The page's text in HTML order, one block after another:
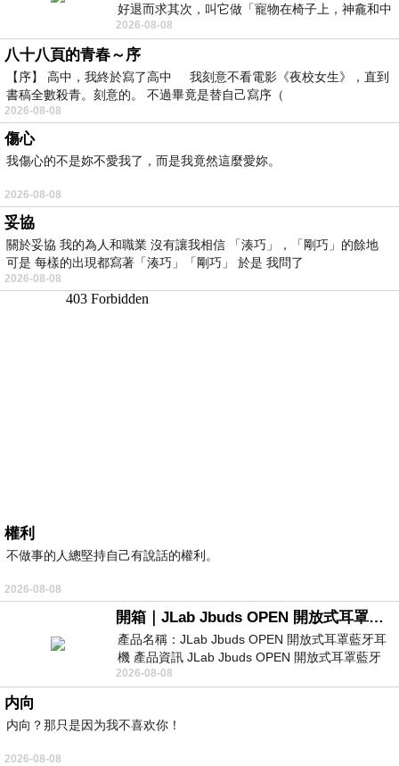
好退而求其次，叫它做「寵物在椅子上，神龕和中
年人臉孔」的畫了。 六月底
2026-08-08
八十八頁的青春～序
【序】 高中，我終於寫了高中 我刻意不看電影《夜校女生》，直到
書稿全數殺青。刻意的。 不過畢竟是替自己寫序（
2026-08-08
傷心
我傷心的不是妳不愛我了，而是我竟然這麼愛妳。
2026-08-08
妥協
關於妥協 我的為人和職業 沒有讓我相信 「湊巧」，「剛巧」的餘地
可是 每樣的出現都寫著「湊巧」「剛巧」 於是 我問了
2026-08-08
權利
不做事的人總堅持自己有說話的權利。
2026-08-08
開箱｜JLab Jbuds OPEN 開放式耳罩藍牙耳機 - 設計美學，輕巧、透氣、環境音全物理達成！
產品名稱：JLab Jbuds OPEN 開放式耳罩藍牙耳
機 產品資訊 JLab Jbuds OPEN 開放式耳罩藍牙
耳機評語：非常有特色，值得喜愛美型工
2026-08-08
内向
内向？那只是因为我不喜欢你！
2026-08-08